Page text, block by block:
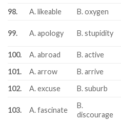
98.
A. likeable B. oxygen
99. A. apology B. stupidity
100.
A. abroad B. active
101.
A. arrow B. arrive
102.
A. excuse B. suburb
103. A. fascinate
B.
discourage